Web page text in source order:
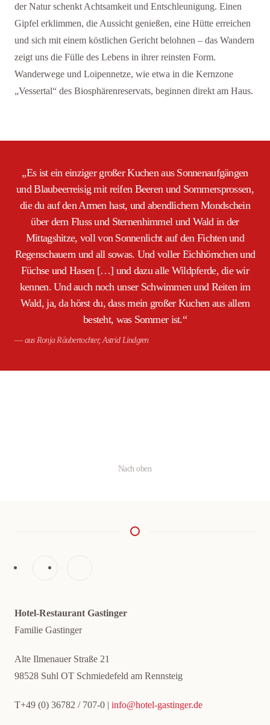
der Natur schenkt Achtsamkeit und Entschleunigung. Einen
Gipfel erklimmen, die Aussicht genießen, eine Hütte erreichen
und sich mit einem köstlichen Gericht belohnen – das Wandern
zeigt uns die Fülle des Lebens in ihrer reinsten Form.
Wanderwege und Loipennetze, wie etwa in die Kernzone
„Vessertal“ des Biosphärenreservats, beginnen direkt am Haus.
„Es ist ein einziger großer Kuchen aus Sonnenaufgängen
und Blaubeerreisig mit reifen Beeren und Sommersprossen,
die du auf den Armen hast, und abendlichem Mondschein
über dem Fluss und Sternenhimmel und Wald in der
Mittagshitze, voll von Sonnenlicht auf den Fichten und
Regenschauern und all sowas. Und voller Eichhörnchen und
Füchse und Hasen […] und dazu alle Wildpferde, die wir
kennen. Und auch noch unser Schwimmen und Reiten im
Wald, ja, da hörst du, dass mein großer Kuchen aus allem
besteht, was Sommer ist.“
aus Ronja Räubertochter, Astrid Lindgren
Nach oben
Hotel-Restaurant Gastinger
Familie Gastinger
Alte Ilmenauer Straße 21
98528 Suhl OT Schmiedefeld am Rennsteig
T+49 (0) 36782 / 707-0 | info@hotel-gastinger.de